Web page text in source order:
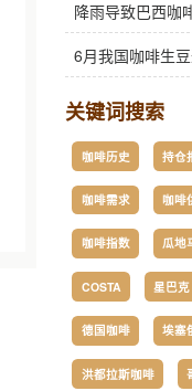
6月我国咖啡生
关键词搜索
咖啡历史 持仓
咖啡需求 咖啡
咖啡指数 瓜地
COSTA 星巴克
德国咖啡 埃塞
洪都拉斯咖啡